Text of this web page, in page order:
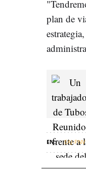
plan de
EAJ-PNV
JORDI